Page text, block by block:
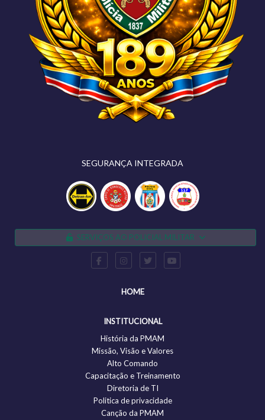
SEGURANÇA INTEGRADA
SERVIÇOS AO POLICIAL MILITAR
HOME
INSTITUCIONAL
História da PMAM
Missão, Visão e Valores
Alto Comando
Capacitação e Treinamento
Diretoria de TI
Politica de privacidade
Canção da PMAM